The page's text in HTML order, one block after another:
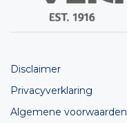
Disclaimer
Privacyverklaring
Algemene voorwaarden